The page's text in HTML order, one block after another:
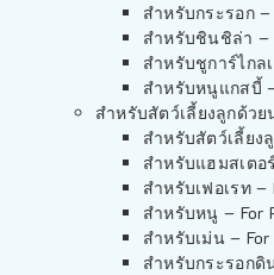
สำหรับกระรอก
สำหรับชินชิล่า –
สำหรับชูการ์ไกล
สำหรับหนูแกสบี้
สำหรับสัตว์เลี้ยงลูกด้วย
สำหรับสัตว์เลี้ยง
สำหรับแฮมสเตอ
สำหรับเฟอเรท –
สำหรับหนู – For
สำหรับเม่น –
สำหรับกระรอกดิ